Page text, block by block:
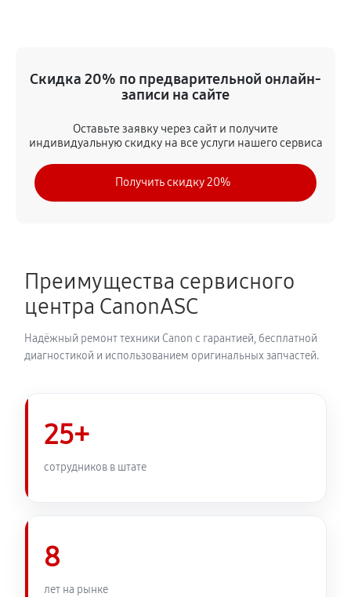
Замена платы отсека карты памяти
60 минут
Замена материнской платы
3800 руб 60 минут
Замена корпуса фотоаппарата Canon EOS R5
2530 руб 60 минут
Замена контроллера питания
Замена дисплея (экрана)
Замена устройства стабилизации
Скидка 20% по предварительной онлайн-
записи на сайте
Оставьте заявку через сайт и получите
индивидуальную скидку на все услуги нашего сервиса
Получить скидку 20%
Преимущества сервисного
центра CanonASC
Надёжный ремонт техники Canon с гарантией, бесплатной
диагностикой и использованием оригинальных запчастей.
25+
сотрудников в штате
8
лет на рынке